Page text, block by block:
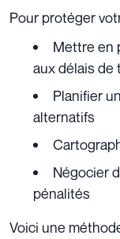
Pour protéger
Mettre en
aux délais de
Planifier un
alternatifs
Négocier
pénalités
Voici une